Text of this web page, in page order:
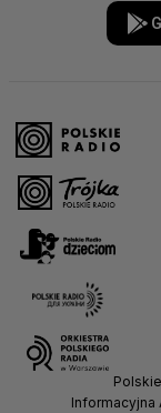
Informacyjna